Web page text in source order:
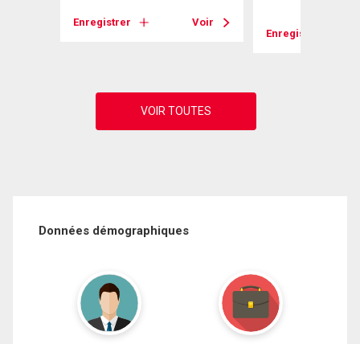
Enregistrer Voir
Enregistrer
Données démographiques